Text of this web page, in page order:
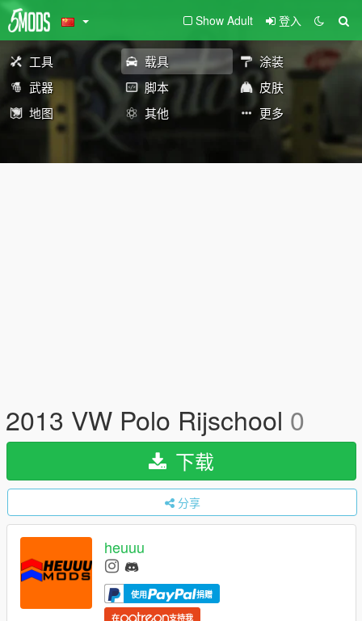
Show Adult 登入
工具 载具
涂装
武器
脚本
皮肤
地图
其他 更多
2013 VW Polo Rijschool 0
下载
分享
heuuu
使用 捐赠
在 支持我